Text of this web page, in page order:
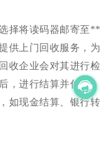
择将读码器邮寄至**
供上门回收服务，为
收企业会对其进行检
，进行结算并付款，
如现金结算、银行转